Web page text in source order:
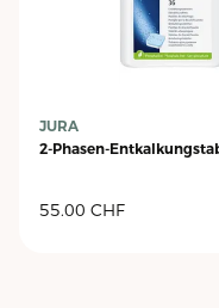
JURA
2-Phasen-
55.00 CHF